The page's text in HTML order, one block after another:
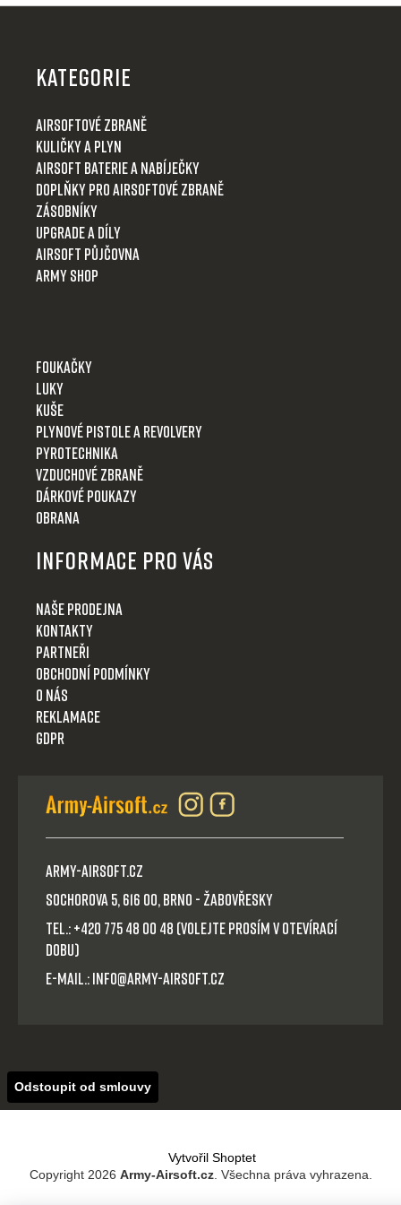
KATEGORIE
Airsoftové zbraně
Kuličky a plyn
Airsoft baterie a nabíječky
Doplňky pro airsoftové zbraně
Zásobníky
Upgrade a díly
Airsoft půjčovna
Army shop
Foukačky
Luky
Kuše
Plynové pistole a revolvery
Pyrotechnika
Vzduchové zbraně
Dárkové poukazy
Obrana
Informace pro Vás
Naše prodejna
Kontakty
Partneři
Obchodní podmínky
O nás
Reklamace
GDPR
Army-Airsoft.cz
Sochorova 5, 616 00, Brno - Žabovřesky
Tel.: +420 775 48 00 48 (volejte prosím v otevírací
dobu)
E-mail.: info@army-airsoft.cz
Odstoupit od smlouvy
Vytvořil Shoptet
Copyright 2026 Army-Airsoft.cz. Všechna práva vyhrazena.